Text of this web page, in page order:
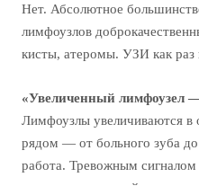
Нет. Абсолютное
лимфоузлов
кисты, атеромы. УЗИ как раз
«Увеличенный лимфоузел —
Лимфоузлы увеличиваются в
рядом — от больного зуба
работа. Тревожным